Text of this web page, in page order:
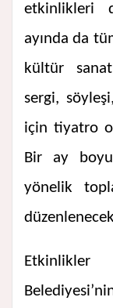
etkinlikleri
ayında da
kültür
sergi,
için tiyatro
Bir ay
yönelik